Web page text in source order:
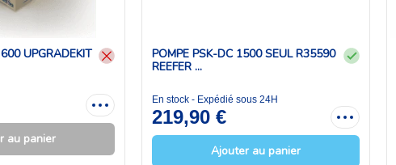
UPGRADEKIT
au panier
POMPE PSK-DC 1500 SEUL R35590
REEFER ...
En stock - Expédié sous 24H
219,90 €
Ajouter au panier